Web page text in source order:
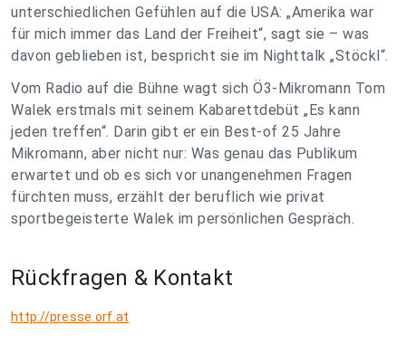
unterschiedlichen Gefühlen auf die USA: „Amerika war
für mich immer das Land der Freiheit“, sagt sie – was
davon geblieben ist, bespricht sie im Nighttalk „Stöckl“.
Vom Radio auf die Bühne wagt sich Ö3-Mikromann Tom
Walek erstmals mit seinem Kabarettdebüt „Es kann
jeden treffen“. Darin gibt er ein Best-of 25 Jahre
Mikromann, aber nicht nur: Was genau das Publikum
erwartet und ob es sich vor unangenehmen Fragen
fürchten muss, erzählt der beruflich wie privat
sportbegeisterte Walek im persönlichen Gespräch.
Rückfragen & Kontakt
http://presse.orf.at